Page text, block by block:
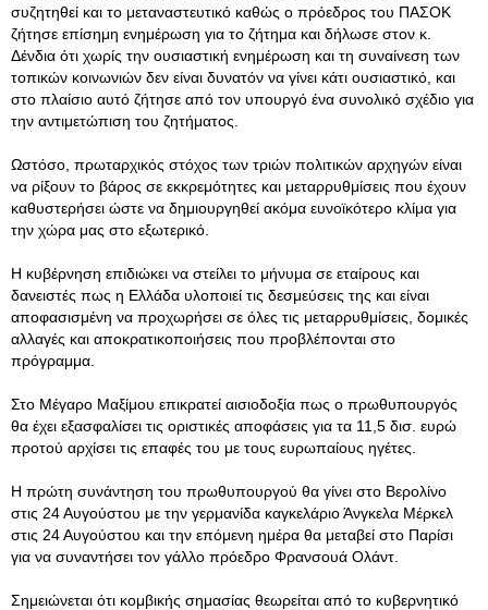
συζητηθεί και το μεταναστευτικό καθώς ο πρόεδρος του ΠΑΣΟΚ
ζήτησε επίσημη ενημέρωση για το ζήτημα και δήλωσε στον κ.
Δένδια ότι χωρίς την ουσιαστική ενημέρωση και τη συναίνεση των
τοπικών κοινωνιών δεν είναι δυνατόν να γίνει κάτι ουσιαστικό, και
στο πλαίσιο αυτό ζήτησε από τον υπουργό ένα συνολικό σχέδιο για
την αντιμετώπιση του ζητήματος.
Ωστόσο, πρωταρχικός στόχος των τριών πολιτικών αρχηγών είναι
να ρίξουν το βάρος σε εκκρεμότητες και μεταρρυθμίσεις που έχουν
καθυστερήσει ώστε να δημιουργηθεί ακόμα ευνοϊκότερο κλίμα για
την χώρα μας στο εξωτερικό.
Η κυβέρνηση επιδιώκει να στείλει το μήνυμα σε εταίρους και
δανειστές πως η Ελλάδα υλοποιεί τις δεσμεύσεις της και είναι
αποφασισμένη να προχωρήσει σε όλες τις μεταρρυθμίσεις, δομικές
αλλαγές και αποκρατικοποιήσεις που προβλέπονται στο
πρόγραμμα.
Στο Μέγαρο Μαξίμου επικρατεί αισιοδοξία πως ο πρωθυπουργός
θα έχει εξασφαλίσει τις οριστικές αποφάσεις για τα 11,5 δισ. ευρώ
προτού αρχίσει τις επαφές του με τους ευρωπαίους ηγέτες.
Η πρώτη συνάντηση του πρωθυπουργού θα γίνει στο Βερολίνο
στις 24 Αυγούστου με την γερμανίδα καγκελάριο Άνγκελα Μέρκελ
στις 24 Αυγούστου και την επόμενη ημέρα θα μεταβεί στο Παρίσι
για να συναντήσει τον γάλλο πρόεδρο Φρανσουά Ολάντ.
Σημειώνεται ότι κομβικής σημασίας θεωρείται από το κυβερνητικό